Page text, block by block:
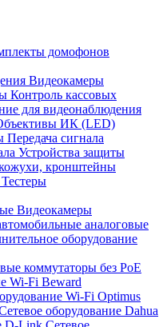
домофонов
Видеокамеры
Контроль кассовых
для видеонаблюдения
ИК (LED)
Передача сигнала
Устройства защиты
кронштейны
Тестеры
Видеокамеры
аналоговые
оборудование
коммутаторы без РоЕ
Wi-Fi Beward
Wi-Fi Optimus
оборудование Dahua